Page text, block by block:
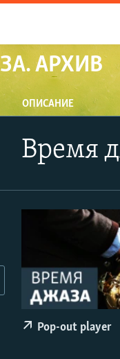
АРХИВ
ОПИСАНИЕ
Время
Pop-out player